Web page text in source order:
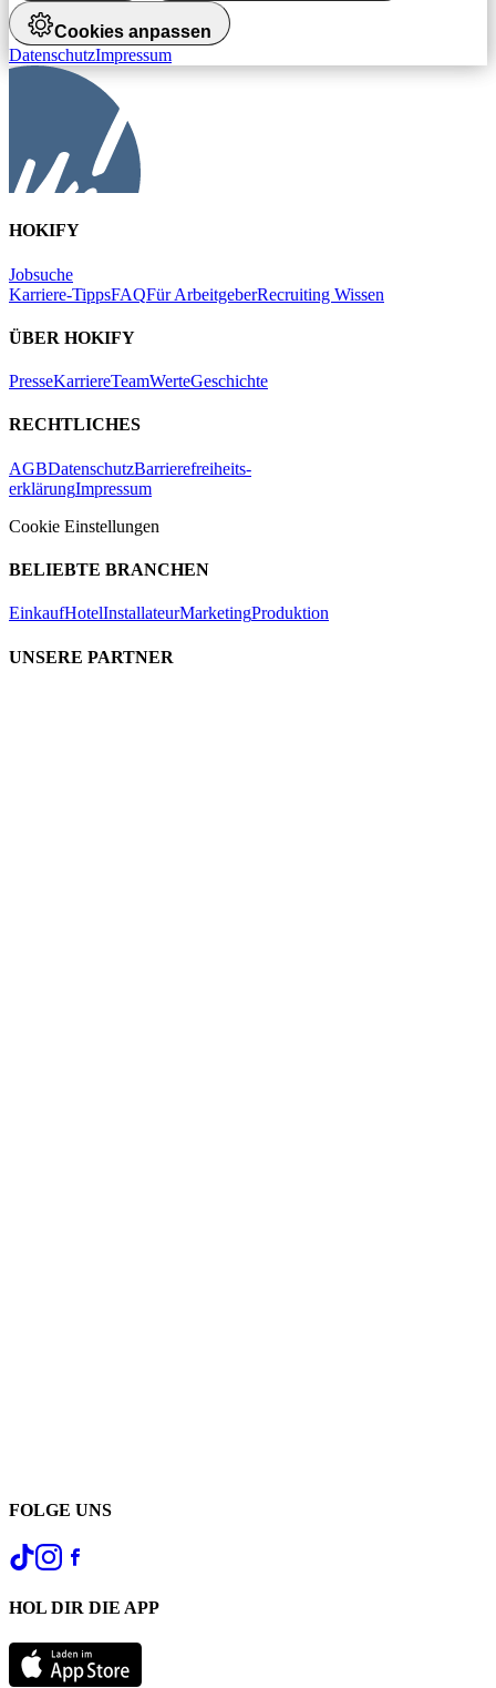
Cookies anpassen
DatenschutzImpressum
HOKIFY
Jobsuche
Karriere-TippsFAQFür ArbeitgeberRecruiting Wissen
ÜBER HOKIFY
PresseKarriereTeamWerteGeschichte
RECHTLICHES
AGBDatenschutzBarrierefreiheits-
erklärungImpressum
Cookie Einstellungen
BELIEBTE BRANCHEN
EinkaufHotelInstallateurMarketingProduktion
UNSERE PARTNER
FOLGE UNS
HOL DIR DIE APP